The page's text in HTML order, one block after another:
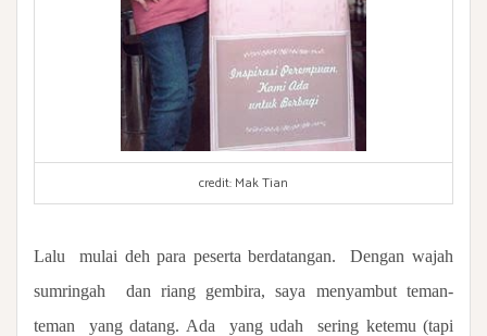
credit: Mak Tian
Lalu mulai deh para peserta berdatangan.
Dengan wajah
sumringah
dan riang gembira, saya menyambut teman-
teman
yang datang. Ada yang udah
sering ketemu (tapi